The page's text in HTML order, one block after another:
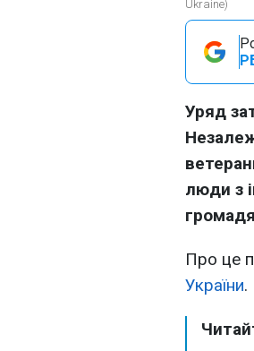
Ukraine)
Уряд
люди з
Про це
України.